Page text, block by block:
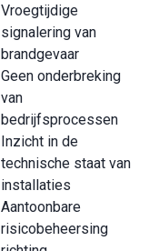
Vroegtijdige
signalering van
brandgevaar
Geen onderbreking
van
bedrijfsprocessen
Inzicht in de
technische staat van
installaties
Aantoonbare
risicobeheersing